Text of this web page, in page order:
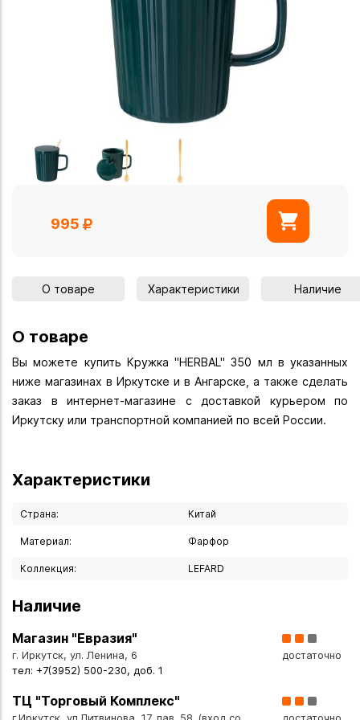
995
О товаре Характеристики Наличие
О товаре
Вы можете купить Кружка "HERBAL" 350 мл в указанных
ниже магазинах в Иркутске и в Ангарске, а также сделать
заказ в интернет-магазине с доставкой курьером по
Иркутску или транспортной компанией по всей России.
Характеристики
Страна: Китай
Материал: Фарфор
Коллекция: LEFARD
Наличие
Магазин "Евразия"
г. Иркутск, ул. Ленина, 6
тел: +7(3952) 500-230, доб. 1
достаточно
ТЦ "Торговый Комплекс"